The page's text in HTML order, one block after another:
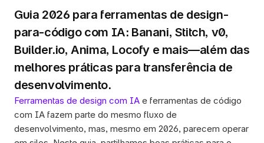
Guia 2026 para ferramentas de design-
para-código com IA: Banani, Stitch, v0,
Builder.io, Anima, Locofy e mais—além das
melhores práticas para transferência de
desenvolvimento.
Ferramentas de design com IA e ferramentas de código
com IA fazem parte do mesmo fluxo de
desenvolvimento, mas, mesmo em 2026, parecem operar